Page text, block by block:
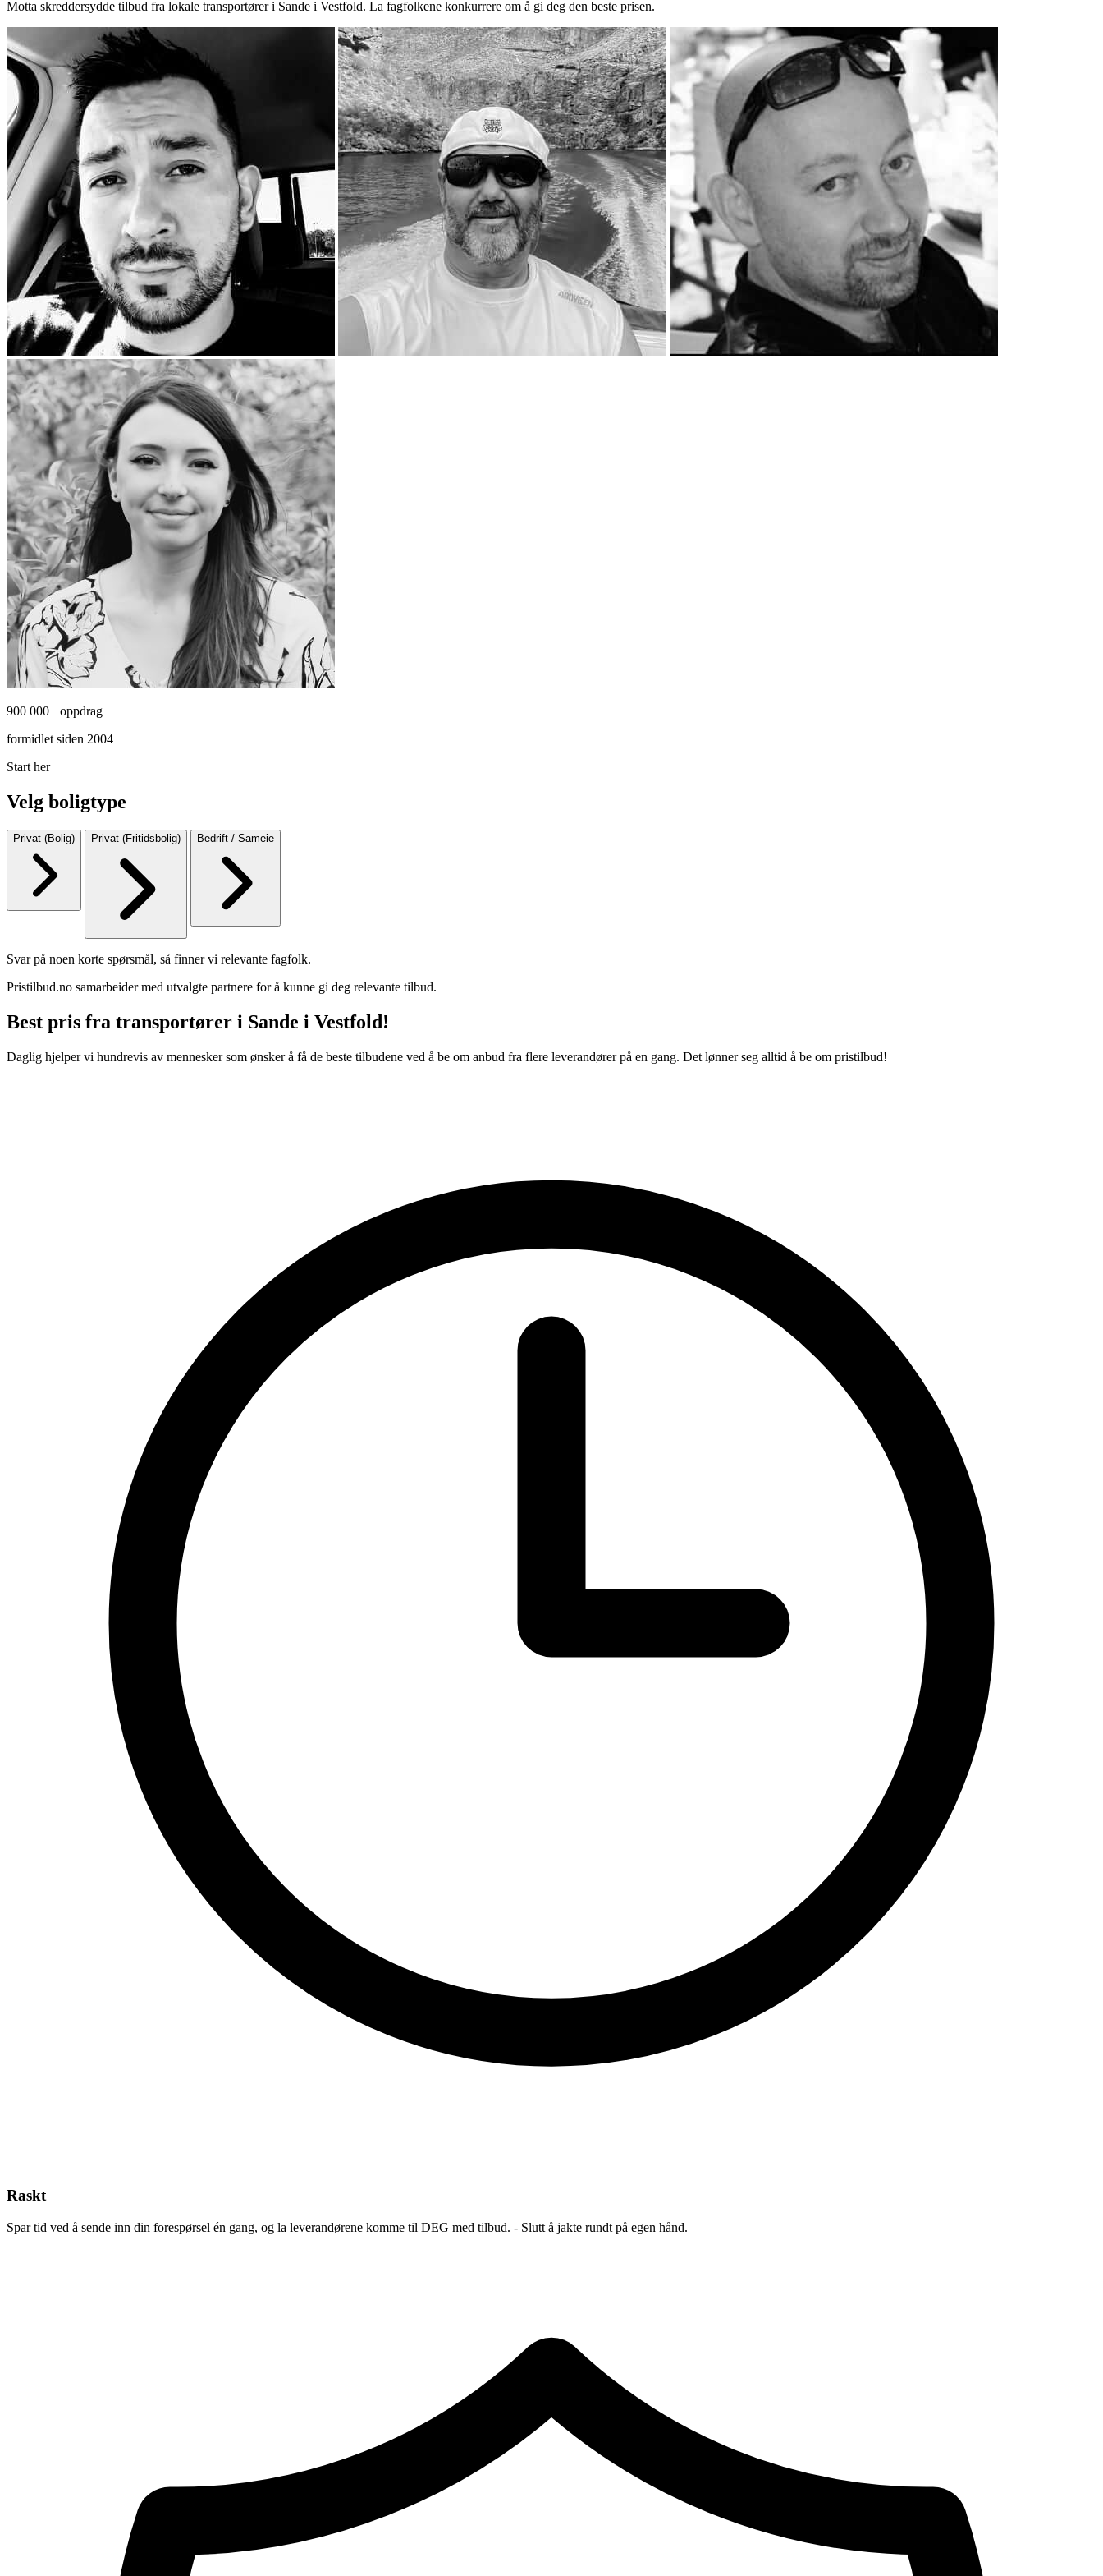
Motta skreddersydde tilbud fra lokale transportører i Sande i Vestfold. La fagfolkene konkurrere om å gi deg den beste prisen.
900 000+ oppdrag
formidlet siden 2004
Start her
Velg boligtype
Privat (Bolig) Privat (Fritidsbolig) Bedrift / Sameie
Svar på noen korte spørsmål, så finner vi relevante fagfolk.
Pristilbud.no samarbeider med utvalgte partnere for å kunne gi deg relevante tilbud.
Best pris fra transportører i Sande i Vestfold!
Daglig hjelper vi hundrevis av mennesker som ønsker å få de beste tilbudene ved å be om anbud fra flere leverandører på en gang. Det lønner seg alltid å be om pristilbud!
Raskt
Spar tid ved å sende inn din forespørsel én gang, og la leverandørene komme til DEG med tilbud. - Slutt å jakte rundt på egen hånd.